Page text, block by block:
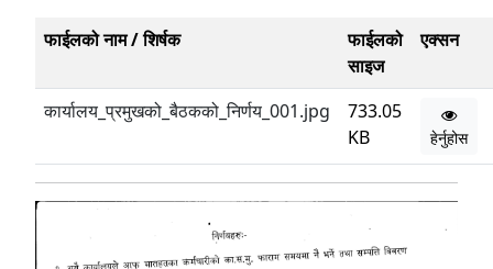
फाईलको नाम / शिर्षक
फाईलको
साइज
एक्सन
कार्यालय_प्रमुखको_बैठकको_निर्णय_001.jpg
733.05
KB
हेर्नुहोस